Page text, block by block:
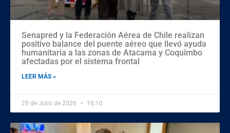
Senapred y la Federación Aérea de Chile realizan
positivo balance del puente aéreo que llevó ayuda
humanitaria a las zonas de Atacama y Coquimbo
afectadas por el sistema frontal
LEER MÁS »
29 de Julio de 2026 16:10